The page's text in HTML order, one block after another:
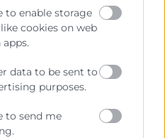
to enable storage
cookies on web
data to be sent to
purposes.
to send me